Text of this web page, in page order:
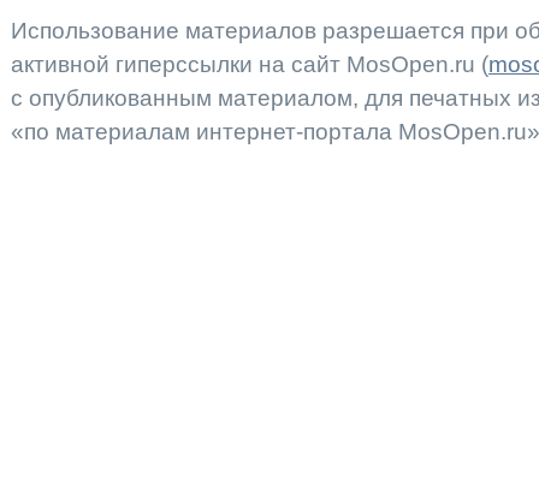
Использование материалов разрешается при
активной гиперссылки на сайт MosOpen.ru (
с опубликованным материалом, для печатных
«по материалам интернет-портала